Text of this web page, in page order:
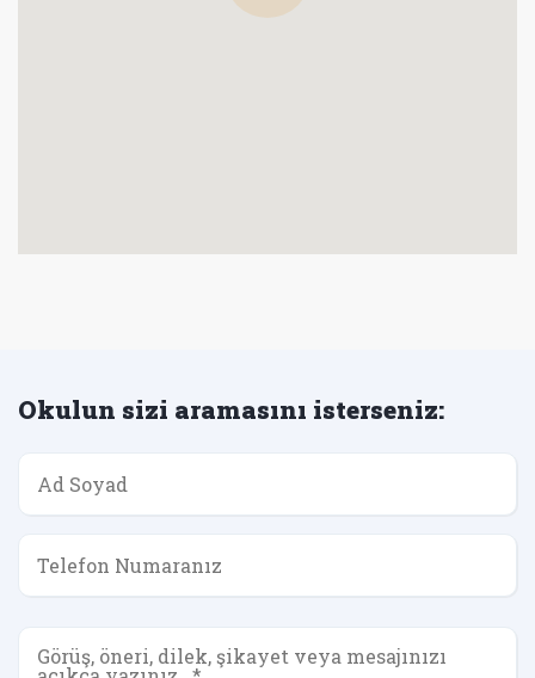
Okulun sizi aramasını isterseniz: